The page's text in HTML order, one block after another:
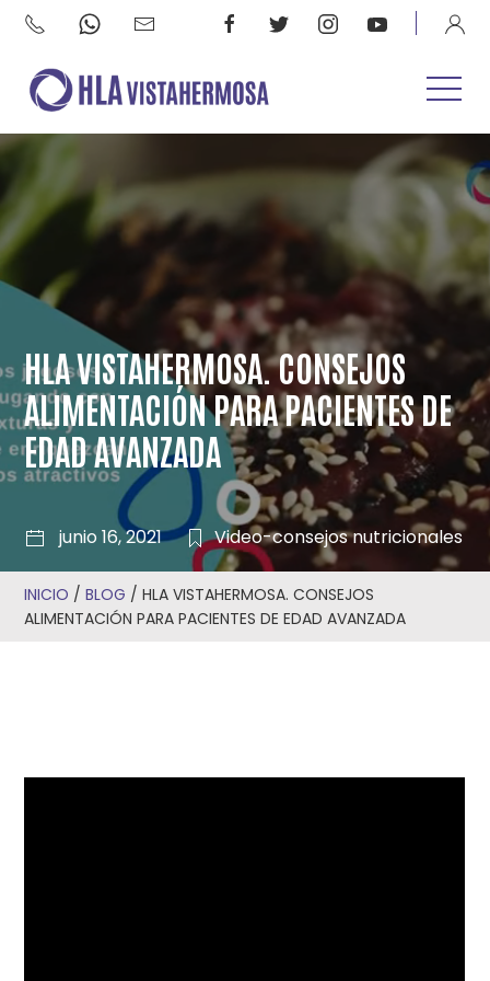
HLA VISTAHERMOSA. CONSEJOS
ALIMENTACIÓN PARA PACIENTES DE
EDAD AVANZADA
junio 16, 2021 Video-consejos nutricionales
INICIO /BLOG /HLA VISTAHERMOSA. CONSEJOS
ALIMENTACIÓN PARA PACIENTES DE EDAD AVANZADA